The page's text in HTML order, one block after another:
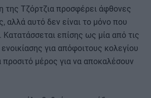
της Τζόρτζια προσφέρει άφθονες
αλλά αυτό δεν είναι το μόνο που
Κατατάσσεται επίσης ως μία από τις
για απόφοιτους κολεγίου
μέρος για να αποκαλέσουν